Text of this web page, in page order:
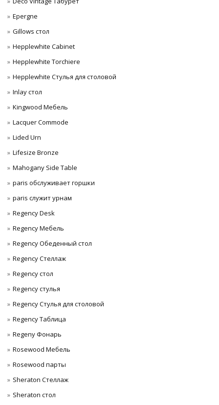
Epergne
Gillows стол
Hepplewhite Cabinet
Hepplewhite Torchiere
Hepplewhite Стулья для столовой
Inlay стол
Kingwood Мебель
Lacquer Commode
Lided Urn
Lifesize Bronze
Mahogany Side Table
paris обслуживает горшки
paris служит урнам
Regency Desk
Regency Мебель
Regency Обеденный стол
Regency Стеллаж
Regency стол
Regency стулья
Regency Стулья для столовой
Regency Таблица
Regeny Фонарь
Rosewood Мебель
Rosewood парты
Sheraton Стеллаж
Sheraton стол